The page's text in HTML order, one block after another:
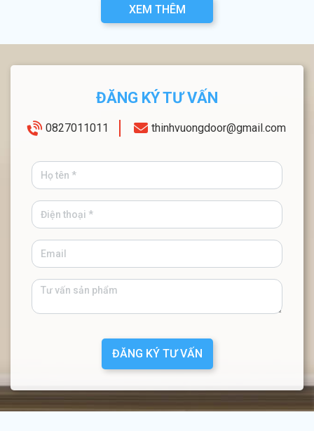
XEM THÊM
ĐĂNG KÝ TƯ VẤN
0827011011 thinhvuongdoor@gmail.com
ĐĂNG KÝ TƯ VẤN